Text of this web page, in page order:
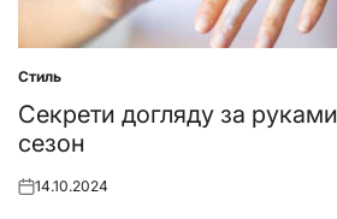
Posted
in
Стиль
Секрети догляду за
сезон
Posted
14.10.2024